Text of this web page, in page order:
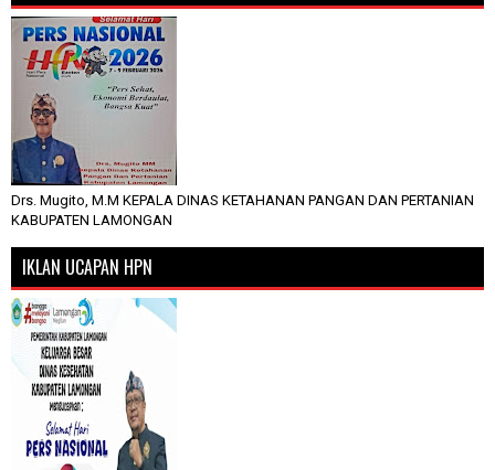
Drs. Mugito, M.M KEPALA DINAS KETAHANAN PANGAN DAN PERTANIAN
KABUPATEN LAMONGAN
IKLAN UCAPAN HPN